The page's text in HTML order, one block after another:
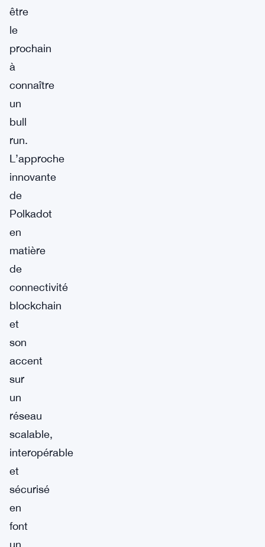
être
le
prochain
à
connaître
un
bull
run.
L’approche
innovante
de
Polkadot
en
matière
de
connectivité
blockchain
et
son
accent
sur
un
réseau
scalable,
interopérable
et
sécurisé
en
font
un